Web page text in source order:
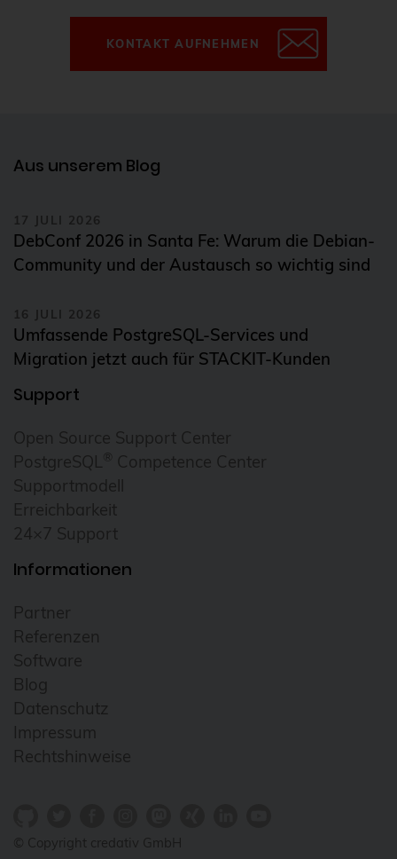
Integration
Internationalization
iSCSI
iso 9001
IT-Infrastruktur
Kafka
Kafka Stream
kate
KCD
KDE
Kibana
kind
Konferenzen
KubeCon
KVM
KONTAKT AUFNEHMEN
Aus unserem Blog
17 JULI 2026
DebConf 2026 in Santa Fe: Warum die Debian-
Community und der Austausch so wichtig sind
16 JULI 2026
Umfassende PostgreSQL-Services und
Migration jetzt auch für STACKIT-Kunden
Support
Open Source Support Center
PostgreSQL
® Competence Center
Supportmodell
Erreichbarkeit
24×7 Support
Informationen
Partner
Referenzen
Software
Blog
Datenschutz
Impressum
Rechtshinweise
© Copyright credativ GmbH